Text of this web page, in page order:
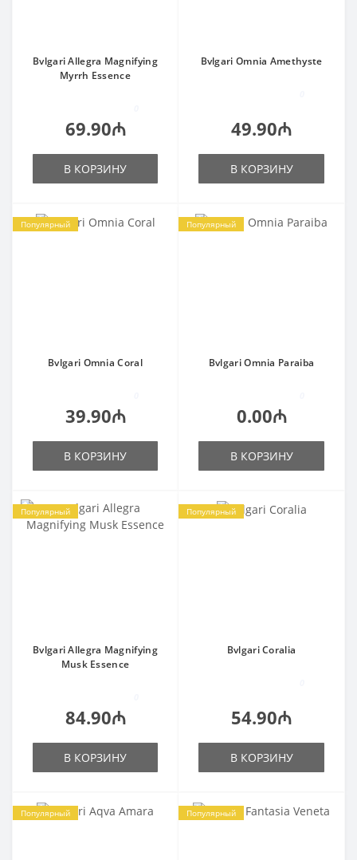
Bvlgari Allegra Magnifying
Myrrh Essence
69.90₼
В КОРЗИНУ
Bvlgari Omnia Amethyste
49.90₼
В КОРЗИНУ
Популярный
Bvlgari Omnia Coral
39.90₼
В КОРЗИНУ
Популярный
Bvlgari Omnia Paraiba
0.00₼
В КОРЗИНУ
Популярный
Bvlgari Allegra Magnifying
Musk Essence
84.90₼
В КОРЗИНУ
Популярный
Bvlgari Coralia
54.90₼
В КОРЗИНУ
Популярный Популярный